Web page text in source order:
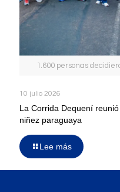
1.600 personas
10 julio 2026
La Corrida Dequení
niñez paraguaya
Lee más